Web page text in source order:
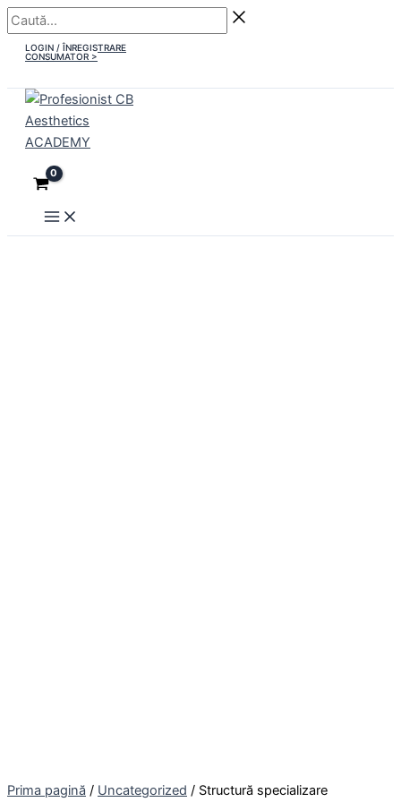
Skip
to
content
Caută...
LOGIN / ÎNREGISTRARE
CONSUMATOR >
Menu
Prima pagină / Uncategorized / Structură specializare